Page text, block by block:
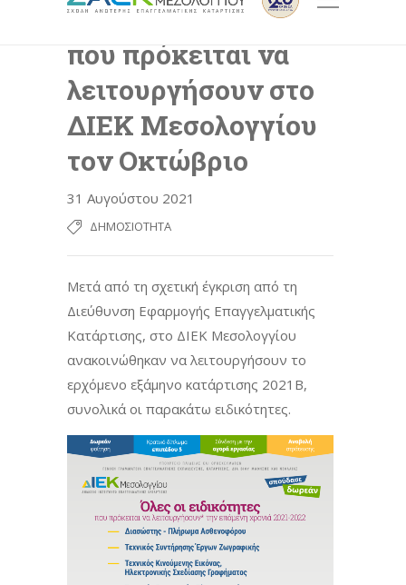
Όλες οι ειδικότητες
που πρόκειται να
λειτουργήσουν στο
ΔΙΕΚ Μεσολογγίου
τον Οκτώβριο
31 Αυγούστου 2021
ΔΗΜΟΣΙΌΤΗΤΑ
Μετά από τη σχετική έγκριση από τη
Διεύθυνση Εφαρμογής Επαγγελματικής
Κατάρτισης, στο ΔΙΕΚ Μεσολογγίου
ανακοινώθηκαν να λειτουργήσουν το
ερχόμενο εξάμηνο κατάρτισης 2021Β,
συνολικά οι παρακάτω ειδικότητες.